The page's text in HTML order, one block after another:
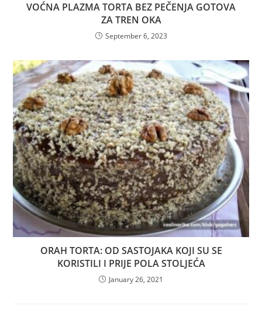
VOĆNA PLAZMA TORTA BEZ PEČENJA GOTOVA
ZA TREN OKA
September 6, 2023
ORAH TORTA: OD SASTOJAKA KOJI SU SE
KORISTILI I PRIJE POLA STOLJEĆA
January 26, 2021